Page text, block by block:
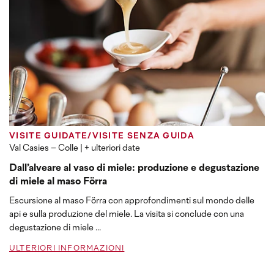
VISITE GUIDATE/VISITE SENZA GUIDA
Val Casies – Colle | + ulteriori date
Dall’alveare al vaso di miele: produzione e degustazione
di miele al maso Förra
Escursione al maso Förra con approfondimenti sul mondo delle
api e sulla produzione del miele. La visita si conclude con una
degustazione di miele ...
ULTERIORI INFORMAZIONI